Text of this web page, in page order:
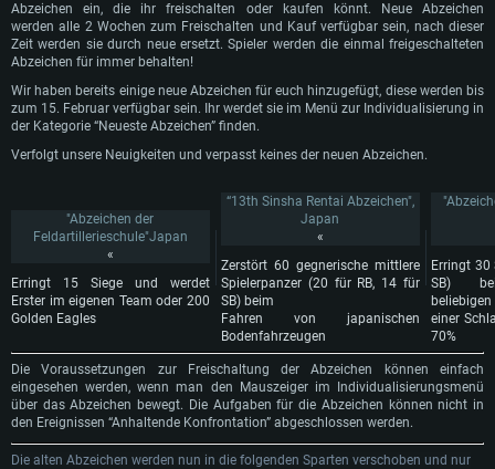
Abzeichen ein, die ihr freischalten oder kaufen könnt. Neue Abzeichen
werden alle 2 Wochen zum Freischalten und Kauf verfügbar sein, nach dieser
Zeit werden sie durch neue ersetzt. Spieler werden die einmal freigeschalteten
Abzeichen für immer behalten!
Wir haben bereits einige neue Abzeichen für euch hinzugefügt, diese werden bis
zum 15. Februar verfügbar sein. Ihr werdet sie im Menü zur Individualisierung in
der Kategorie “Neueste Abzeichen” finden.
Verfolgt unsere Neuigkeiten und verpasst keines der neuen Abzeichen.
"Abzeichen der
Feldartillerieschule"Japan
«
Erringt 15 Siege und werdet
Erster im eigenen Team oder 200
Golden Eagles
“13th Sinsha Rentai Abzeichen",
Japan
«
Zerstört 60 gegnerische mittlere
Spielerpanzer (20 für RB, 14 für
SB) beim
Fahren von japanischen
Bodenfahrzeugen
Erringt 30
SB)
beliebigen
einer
70%
Die Voraussetzungen zur Freischaltung der Abzeichen können einfach
eingesehen werden, wenn man den Mauszeiger im Individualisierungsmenü
über das Abzeichen bewegt. Die Aufgaben für die Abzeichen können nicht in
den Ereignissen “Anhaltende Konfrontation” abgeschlossen werden.
Die alten Abzeichen werden nun in die folgenden Sparten verschoben und nur